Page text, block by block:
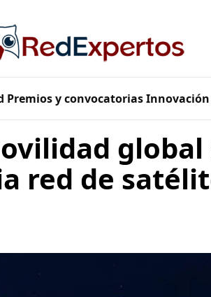
Premios y convocatorias Innovación
global
red de